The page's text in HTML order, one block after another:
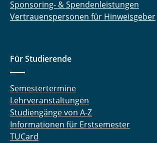
Sponsoring- & Spendenleistungen
Vertrauenspersonen für Hinweisgeber
Für Studierende
Semestertermine
Lehrveranstaltungen
Studiengänge von A-Z
Informationen für Erstsemester
TUCard